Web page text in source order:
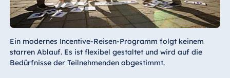
Ein modernes Incentive-Reisen-Programm folgt keinem
starren Ablauf. Es ist flexibel gestaltet und wird auf die
Bedürfnisse der Teilnehmenden abgestimmt.